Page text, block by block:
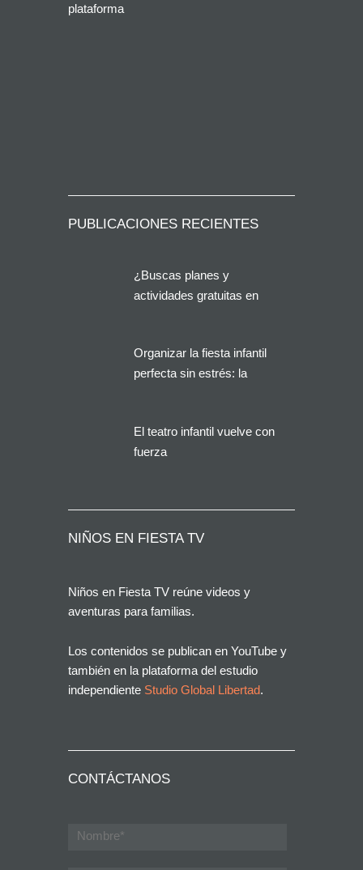
plataforma
PUBLICACIONES RECIENTES
¿Buscas planes y
actividades gratuitas en
Organizar la fiesta infantil
perfecta sin estrés: la
El teatro infantil vuelve con
fuerza
NIÑOS EN FIESTA TV
Niños en Fiesta TV reúne videos y
aventuras para familias.
Los contenidos se publican en YouTube y
también en la plataforma del estudio
independiente Studio Global Libertad.
CONTÁCTANOS